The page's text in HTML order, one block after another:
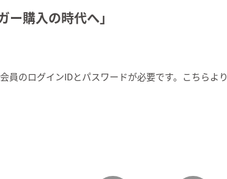
購入の時代へ」
員のログインIDとパスワードが必要です。こちらより